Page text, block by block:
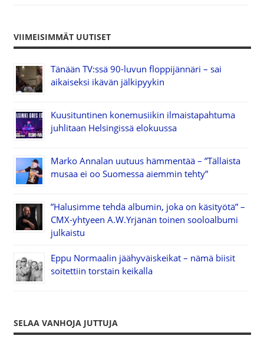
VIIMEISIMMÄT UUTISET
Tänään TV:ssä 90-luvun floppijännäri – sai
aikaiseksi ikävän jälkipyykin
Kuusituntinen konemusiikin ilmaistapahtuma
juhlitaan Helsingissä elokuussa
Marko Annalan uutuus hämmentää – ”Tällaista
musaa ei oo Suomessa aiemmin tehty”
”Halusimme tehdä albumin, joka on käsityötä” –
CMX-yhtyeen A.W.Yrjänän toinen sooloalbumi
julkaistu
Eppu Normaalin jäähyväiskeikat – nämä biisit
soitettiin torstain keikalla
SELAA VANHOJA JUTTUJA